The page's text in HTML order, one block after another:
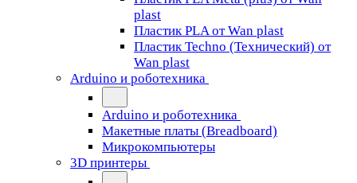
plast
Пластик PLA от Wan plast
Пластик Techno (Технический) от
Wan plast
Arduino и роботехника
Arduino и роботехника
Макетные платы (Breadboard)
Микрокомпьютеры
3D принтеры